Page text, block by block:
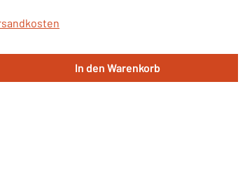
den gewünschten Wert ein
In den Warenkorb